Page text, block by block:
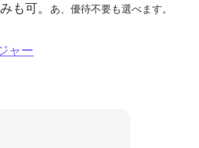
も可。
あ、優待不要も選べます。
ャー